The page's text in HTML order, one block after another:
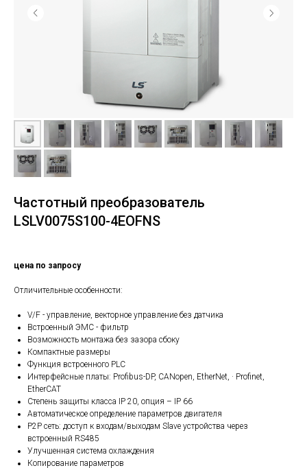
Частотный преобразователь
LSLV0075S100-4EOFNS
цена по запросу
Отличительные особенности:
V/F - управление, векторное управление без датчика
Встроенный ЭМС - фильтр
Возможность монтажа без зазора сбоку
Компактные размеры
Функция встроенного PLC
Интерфейсные платы: Profibus-DP, CANopen, EtherNet, · Profinet,
EtherCAT
Степень защиты класса IP 20, опция – IP 66
Автоматическое определение параметров двигателя
Р2Р сеть: доступ к входам/выходам Slave устройства через
встроенный RS485
Улучшенная система охлаждения
Копирование параметров